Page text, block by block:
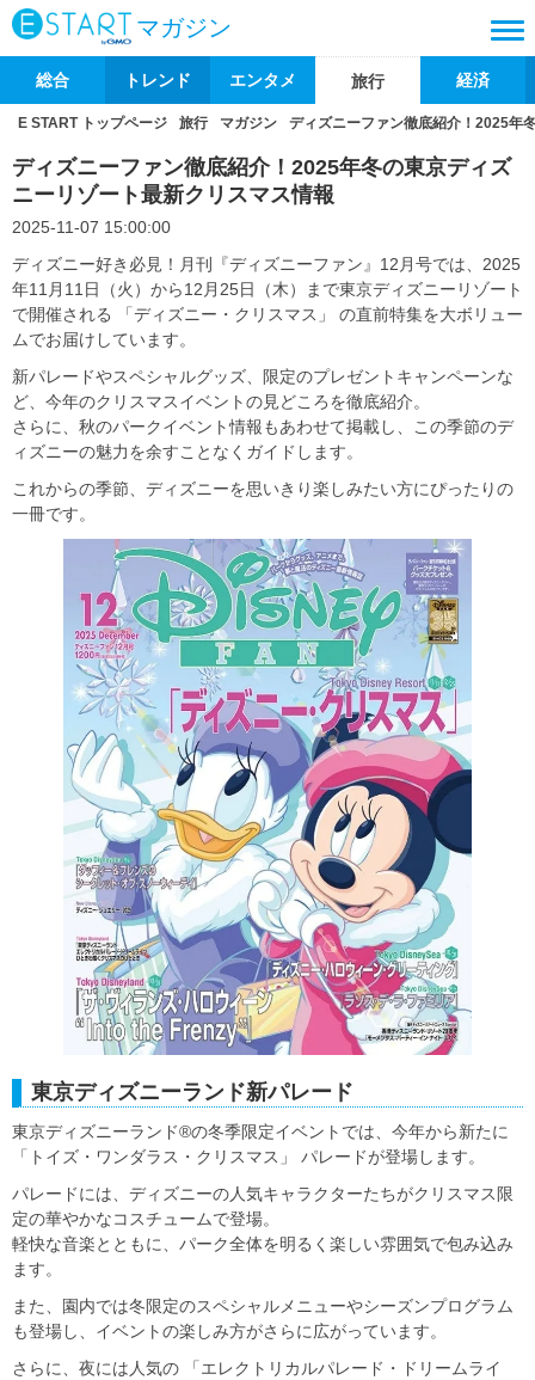
マガジン
総合 トレンド エンタメ 旅行 経済
E START トップページ 旅行 マガジン ディズニーファン徹底紹介！2025年
ディズニーファン徹底紹介！2025年冬の東京ディズ
ニーリゾート最新クリスマス情報
2025-11-07 15:00:00
ディズニー好き必見！月刊『ディズニーファン』12月号では、2025
年11月11日（火）から12月25日（木）まで東京ディズニーリゾート
で開催される 「ディズニー・クリスマス」 の直前特集を大ボリュー
ムでお届けしています。
新パレードやスペシャルグッズ、限定のプレゼントキャンペーンな
ど、今年のクリスマスイベントの見どころを徹底紹介。
さらに、秋のパークイベント情報もあわせて掲載し、この季節のデ
ィズニーの魅力を余すことなくガイドします。
これからの季節、ディズニーを思いきり楽しみたい方にぴったりの
一冊です。
東京ディズニーランド新パレード
東京ディズニーランド®の冬季限定イベントでは、今年から新たに
「トイズ・ワンダラス・クリスマス」 パレードが登場します。
パレードには、ディズニーの人気キャラクターたちがクリスマス限
定の華やかなコスチュームで登場。
軽快な音楽とともに、パーク全体を明るく楽しい雰囲気で包み込み
ます。
また、園内では冬限定のスペシャルメニューやシーズンプログラム
も登場し、イベントの楽しみ方がさらに広がっています。
さらに、夜には人気の 「エレクトリカルパレード・ドリームライ